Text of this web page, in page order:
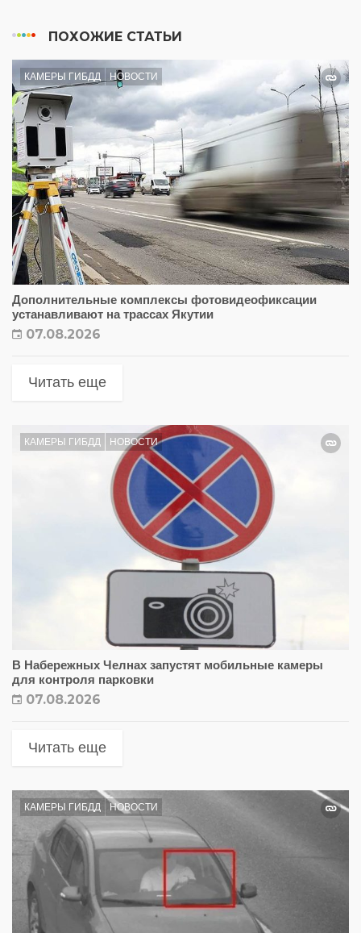
ПОХОЖИЕ СТАТЬИ
КАМЕРЫ ГИБДД НОВОСТИ
Дополнительные комплексы фотовидеофиксации
устанавливают на трассах Якутии
07.08.2026
Читать еще
КАМЕРЫ ГИБДД НОВОСТИ
В Набережных Челнах запустят мобильные камеры
для контроля парковки
07.08.2026
Читать еще
КАМЕРЫ ГИБДД НОВОСТИ